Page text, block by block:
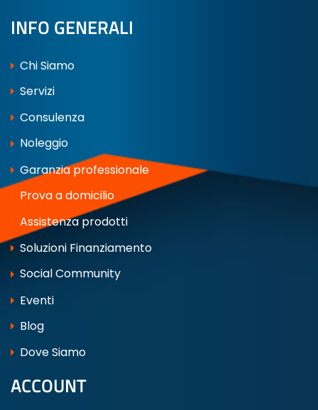
INFO GENERALI
Chi Siamo
Servizi
Consulenza
Noleggio
Garanzia professionale
Prova a domicilio
Assistenza prodotti
Soluzioni Finanziamento
Social Community
Eventi
Blog
Dove Siamo
ACCOUNT